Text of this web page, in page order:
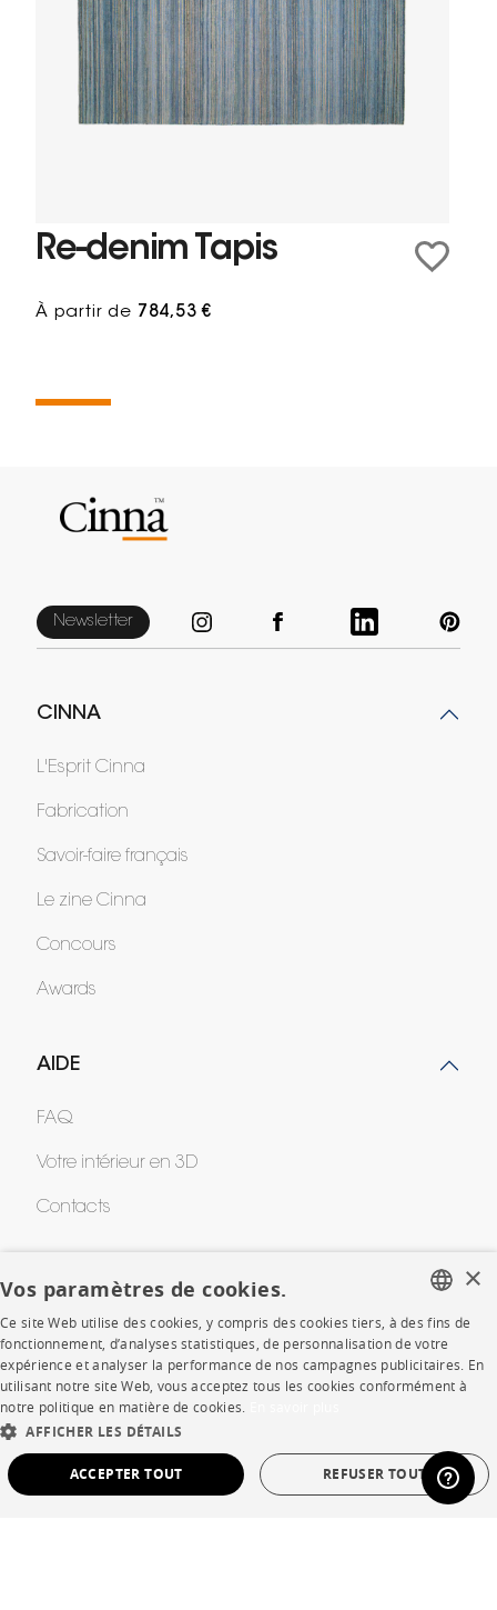
Re-denim Tapis
À partir de 784,53 €
Newsletter
CINNA
L'Esprit Cinna
Fabrication
Savoir-faire français
Le zine Cinna
Concours
Awards
AIDE
FAQ
Votre intérieur en 3D
Contacts
CORPORATE
Rejoignez-nous
Devenir concessionnaire
Contract
FRENCH
ENGLISH
SPANISH
×
Vos paramètres de cookies.
Ce site Web utilise des cookies, y compris des cookies tiers, à des fins de
fonctionnement, d’analyses statistiques, de personnalisation de votre
expérience et analyser la performance de nos campagnes publicitaires. En
utilisant notre site Web, vous acceptez tous les cookies conformément à
notre politique en matière de cookies.
AFFICHER LES DÉTAILS
ACCEPTER TOUT REFUSER TOUT